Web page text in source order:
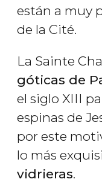
están a muy
de la Cité.
La Sainte
góticas de
el siglo XIII
espinas de
por este
lo más
vidrieras.